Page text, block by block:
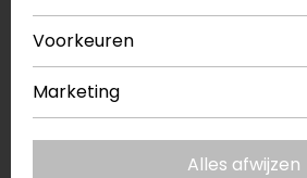
Voorkeuren
Marketing
Alles afwijzen